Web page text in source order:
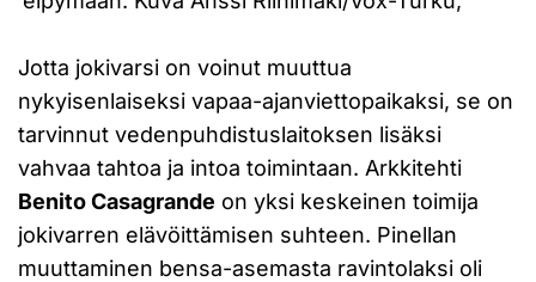
Jotta jokivarsi on voinut muuttua
nykyisenlaiseksi vapaa-ajanviettopaikaksi, se on
tarvinnut vedenpuhdistuslaitoksen lisäksi
vahvaa tahtoa ja intoa toimintaan. Arkkitehti
Benito Casagrande on yksi keskeinen toimija
jokivarren elävöittämisen suhteen. Pinellan
muuttaminen bensa-asemasta ravintolaksi oli